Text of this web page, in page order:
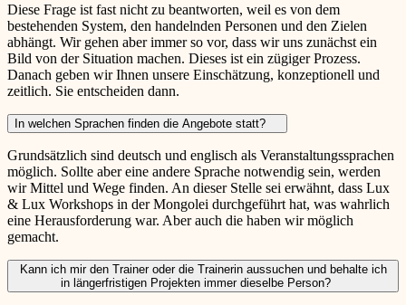
Diese Frage ist fast nicht zu beantworten, weil es von dem
bestehenden System, den handelnden Personen und den Zielen
abhängt. Wir gehen aber immer so vor, dass wir uns zunächst ein
Bild von der Situation machen. Dieses ist ein zügiger Prozess.
Danach geben wir Ihnen unsere Einschätzung, konzeptionell und
zeitlich. Sie entscheiden dann.
In welchen Sprachen finden die Angebote statt?
Grundsätzlich sind deutsch und englisch als Veranstaltungssprachen
möglich. Sollte aber eine andere Sprache notwendig sein, werden
wir Mittel und Wege finden. An dieser Stelle sei erwähnt, dass Lux
& Lux Workshops in der Mongolei durchgeführt hat, was wahrlich
eine Herausforderung war. Aber auch die haben wir möglich
gemacht.
Kann ich mir den Trainer oder die Trainerin aussuchen und behalte ich
in längerfristigen Projekten immer dieselbe Person?